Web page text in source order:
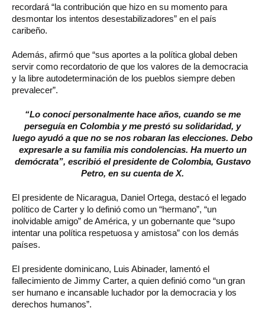
recordará “la contribución que hizo en su momento para
desmontar los intentos desestabilizadores” en el país
caribeño.
Además, afirmó que “sus aportes a la política global deben
servir como recordatorio de que los valores de la democracia
y la libre autodeterminación de los pueblos siempre deben
prevalecer”.
“Lo conocí personalmente hace años, cuando se me
perseguía en Colombia y me prestó su solidaridad, y
luego ayudó a que no se nos robaran las elecciones. Debo
expresarle a su familia mis condolencias. Ha muerto un
demócrata”, escribió el presidente de Colombia, Gustavo
Petro, en su cuenta de X.
El presidente de Nicaragua, Daniel Ortega, destacó el legado
político de Carter y lo definió como un “hermano”, “un
inolvidable amigo” de América, y un gobernante que “supo
intentar una política respetuosa y amistosa” con los demás
países.
El presidente dominicano, Luis Abinader, lamentó el
fallecimiento de Jimmy Carter, a quien definió como “un gran
ser humano e incansable luchador por la democracia y los
derechos humanos”.